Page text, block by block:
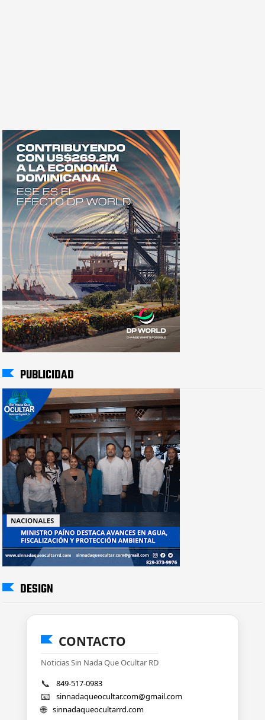
PUBLICIDAD
DESIGN
CONTACTO
Noticias Sin Nada Que Ocultar RD
📞 849-517-0983
📧 sinnadaqueocultar.com@gmail.com
🌐 sinnadaqueocultarrd.com